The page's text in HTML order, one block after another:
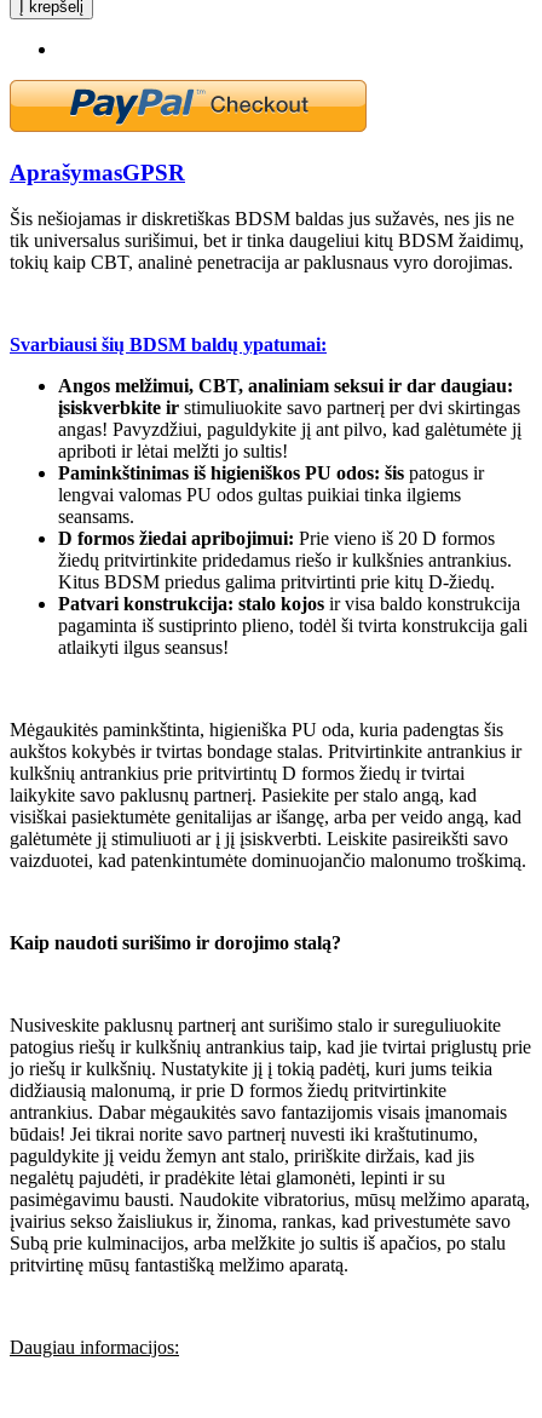
Į krepšelį
AprašymasGPSR
Šis nešiojamas ir diskretiškas BDSM baldas jus sužavės, nes jis ne
tik universalus surišimui, bet ir tinka daugeliui kitų BDSM žaidimų,
tokių kaip CBT, analinė penetracija ar paklusnaus vyro dorojimas.
Svarbiausi šių BDSM baldų ypatumai:
Angos melžimui, CBT, analiniam seksui ir dar daugiau:
įsiskverbkite ir stimuliuokite savo partnerį per dvi skirtingas
angas! Pavyzdžiui, paguldykite jį ant pilvo, kad galėtumėte jį
apriboti ir lėtai melžti jo sultis!
Paminkštinimas iš higieniškos PU odos: šis patogus ir
lengvai valomas PU odos gultas puikiai tinka ilgiems
seansams.
D formos žiedai apribojimui: Prie vieno iš 20 D formos
žiedų pritvirtinkite pridedamus riešo ir kulkšnies antrankius.
Kitus BDSM priedus galima pritvirtinti prie kitų D-žiedų.
Patvari konstrukcija: stalo kojos ir visa baldo konstrukcija
pagaminta iš sustiprinto plieno, todėl ši tvirta konstrukcija gali
atlaikyti ilgus seansus!
Mėgaukitės paminkštinta, higieniška PU oda, kuria padengtas šis
aukštos kokybės ir tvirtas bondage stalas. Pritvirtinkite antrankius ir
kulkšnių antrankius prie pritvirtintų D formos žiedų ir tvirtai
laikykite savo paklusnų partnerį. Pasiekite per stalo angą, kad
visiškai pasiektumėte genitalijas ar išangę, arba per veido angą, kad
galėtumėte jį stimuliuoti ar į jį įsiskverbti. Leiskite pasireikšti savo
vaizduotei, kad patenkintumėte dominuojančio malonumo troškimą.
Kaip naudoti surišimo ir dorojimo stalą?
Nusiveskite paklusnų partnerį ant surišimo stalo ir sureguliuokite
patogius riešų ir kulkšnių antrankius taip, kad jie tvirtai priglustų prie
jo riešų ir kulkšnių. Nustatykite jį į tokią padėtį, kuri jums teikia
didžiausią malonumą, ir prie D formos žiedų pritvirtinkite
antrankius. Dabar mėgaukitės savo fantazijomis visais įmanomais
būdais! Jei tikrai norite savo partnerį nuvesti iki kraštutinumo,
paguldykite jį veidu žemyn ant stalo, pririškite diržais, kad jis
negalėtų pajudėti, ir pradėkite lėtai glamonėti, lepinti ir su
pasimėgavimu bausti. Naudokite vibratorius, mūsų melžimo aparatą,
įvairius sekso žaisliukus ir, žinoma, rankas, kad privestumėte savo
Subą prie kulminacijos, arba melžkite jo sultis iš apačios, po stalu
pritvirtinę mūsų fantastišką melžimo aparatą.
Daugiau informacijos: